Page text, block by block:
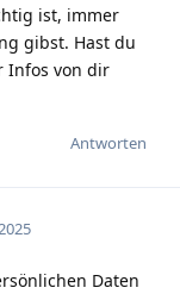
ist, immer
gibst. Hast du
Infos von dir
Antworten
Daten